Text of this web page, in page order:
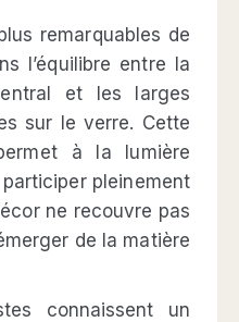
remarquables de
l’équilibre entre la
et les larges
sur le verre. Cette
à la lumière
participer pleinement
ne recouvre pas
de la matière
connaissent un